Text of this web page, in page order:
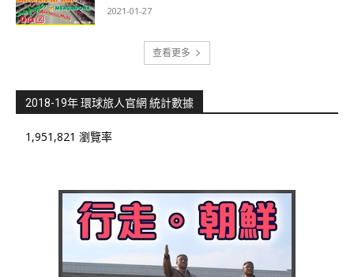
2021-01-27
查看更多
2018-19年 環球旅人官網 統計數據
1,951,821 瀏覽率